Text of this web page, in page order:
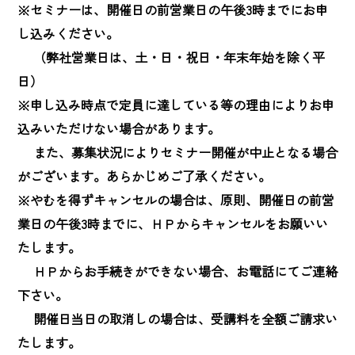
※セミナーは、開催日の前営業日の午後3時までにお申
し込みください。
（弊社営業日は、土・日・祝日・年末年始を除く平
日）
※申し込み時点で定員に達している等の理由によりお申
込みいただけない場合があります。
また、募集状況によりセミナー開催が中止となる場合
がございます。あらかじめご了承ください。
※やむを得ずキャンセルの場合は、原則、開催日の前営
業日の午後3時までに、ＨＰからキャンセルをお願いい
たします。
ＨＰからお手続きができない場合、お電話にてご連絡
下さい。
開催日当日の取消しの場合は、受講料を全額ご請求い
たします。